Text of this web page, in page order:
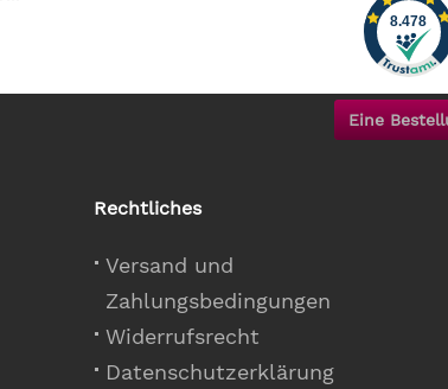
Eine
Rechtliches
Versand und
Zahlungsbedingungen
Widerrufsrecht
Datenschutzerklärung